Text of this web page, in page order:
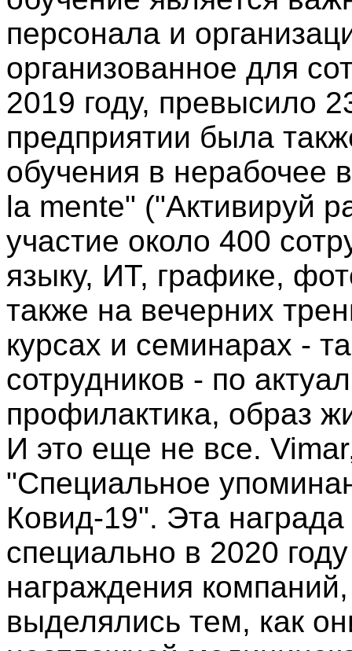
персонала и
организованное для
2019 году, превысило
предприятии была
обучения в нерабочее
la mente" ("Активируй
участие около 400
языку, ИТ, графике,
также на вечерних
курсах и семинарах -
сотрудников - по
профилактика, образ
И это еще не все.
"Специальное
Ковид-19". Эта
специально в 2020
награждения
выделялись тем, как